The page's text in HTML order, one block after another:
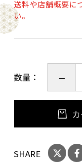
【賞味期限】
製造から６か月
がある商品をお
通常、ご注文確
します。
― 三つのこだ
一、野菜は全
一、無添加
送料や店舗概要に
い。
数量：
SHARE